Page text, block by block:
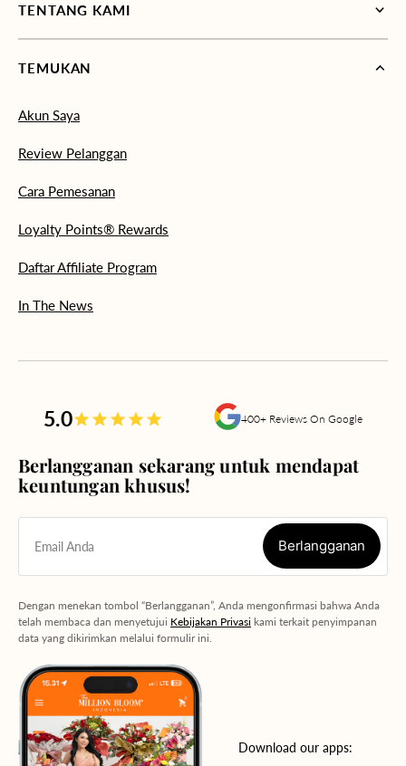
TENTANG KAMI
TEMUKAN
Akun Saya
Review Pelanggan
Cara Pemesanan
Loyalty Points® Rewards
Daftar Affiliate Program
In The News
5.0 400+ Reviews On Google
Berlangganan sekarang untuk mendapat
keuntungan khusus!
Email Anda Berlangganan
Dengan menekan tombol “Berlangganan”, Anda mengonfirmasi bahwa Anda
telah membaca dan menyetujui Kebijakan Privasi kami terkait penyimpanan
data yang dikirimkan melalui formulir ini.
Download our apps: